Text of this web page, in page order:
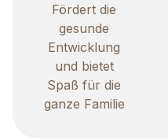
Fördert die
gesunde
Entwicklung
und bietet
Spaß für die
ganze Familie